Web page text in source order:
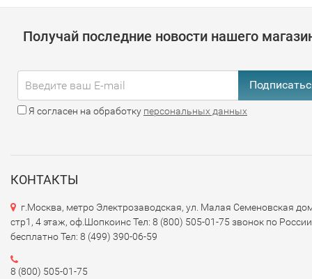
Получай последние новости нашего
Я согласен на обработку персональных данных
КОНТАКТЫ
г.Москва, метро Электрозаводская, ул. Малая Семеновская
стр1, 4 этаж, оф.Шопкоинс Тел: 8 (800) 505-01-75 звонок по России
бесплатно Тел: 8 (499) 390-06-59
8 (800) 505-01-75